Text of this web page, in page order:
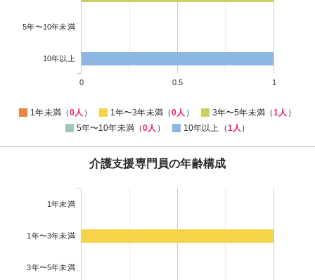
5年〜10年未満
10年以上
0 0.5 1
1年未満（0人 ） 1年〜3年未満（0人 ） 3年〜5年未満（1人 ）
5年〜10年未満（0人 ） 10年以上（1人 ）
介護支援専門員の年齢構成
1年未満
1年〜3年未満
3年〜5年未満